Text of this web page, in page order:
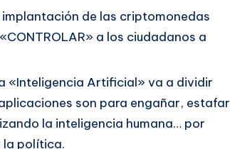
de las criptomonedas
a los ciudadanos a
«Inteligencia Artificial» va a dividir
son para engañar, estafar
la inteligencia humana… por
la política.